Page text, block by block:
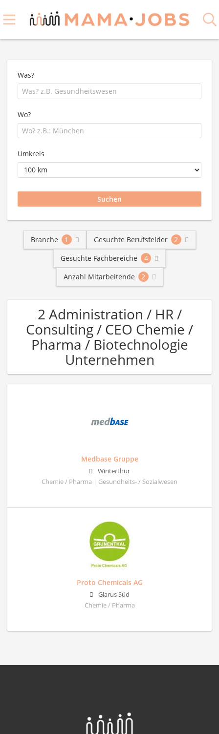
Was?
Wo?
Umkreis
Branche 1 Gesuchte Berufsfelder
2
Gesuchte Fachbereiche
4
Anzahl Mitarbeitende
2
2 Administration / HR /
Consulting / CEO Chemie /
Pharma / Biotechnologie
Unternehmen
Medbase Gruppe
Winterthur
Chemie / Pharma | Gesundheits- / Sozialwesen
Proto Chemicals AG
Glarus Süd
Chemie / Pharma